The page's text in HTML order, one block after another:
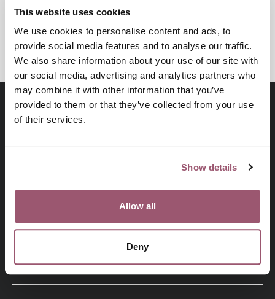
This website uses cookies
We use cookies to personalise content and ads, to
provide social media features and to analyse our traffic.
We also share information about your use of our site with
our social media, advertising and analytics partners who
may combine it with other information that you’ve
provided to them or that they’ve collected from your use
of their services.
Show details
Allow all
Deny
Skriv ut
Jämställdhetsmyndigheten för att kvinnor och män, flickor
och pojkar ska ha samma makt att forma samhället och sina